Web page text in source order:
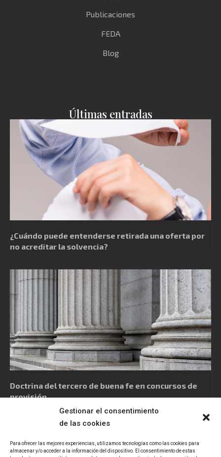
Gestionar el consentimiento
de las cookies
Para ofrecer las mejores experiencias, utilizamos tecnologías como las cookies para
almacenar y/o acceder a la información del dispositivo. El consentimiento de estas
Publicaciones
FEDA
Blog
Últimas entradas
¿Cuándo puede entenderse retirada una oferta por
no acreditar la solvencia?
Doctrina del tercero de buena fe en concursos de
provisión